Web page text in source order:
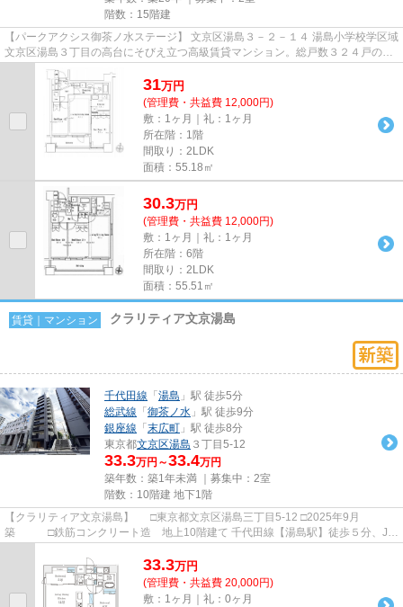
階数：15階建
【パークアクシス御茶ノ水ステージ】 文京区湯島３－２－１４ 湯島小学校学区域
文京区湯島３丁目の高台にそびえ立つ高級賃貸マンション。総戸数３２４戸の大
型レジデンス。エレベータ...
31万円
(管理費・共益費 12,000円)
敷：1ヶ月｜礼：1ヶ月
所在階：1階
間取り：2LDK
面積：55.18㎡
30.3万円
(管理費・共益費 12,000円)
敷：1ヶ月｜礼：1ヶ月
所在階：6階
間取り：2LDK
面積：55.51㎡
賃貸｜マンション クラリティア文京湯島
千代田線 「 湯島 」駅 徒歩5分
総武線 「 御茶ノ水 」駅 徒歩9分
銀座線 「 末広町 」駅 徒歩8分
東京都文京区湯島 ３丁目5-12
33.3万円～33.4万円
築年数：築1年未満 ｜募集中： 2室
階数：10階建 地下1階
【クラリティア文京湯島】 □東京都文京区湯島三丁目5-12 □2025年9月
築 □鉄筋コンクリート造 地上10階建て 千代田線【湯島駅】徒歩５分、JR
33.3万円
(管理費・共益費 20,000円)
敷：1ヶ月｜礼：0ヶ月